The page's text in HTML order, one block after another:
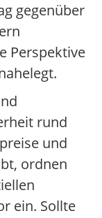
gegenüber
Perspektive
rund
und
ordnen
ein. Sollte